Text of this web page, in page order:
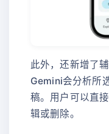
此外，还新增了
Gemini会分析所
稿。用户可以直
辑或删除。